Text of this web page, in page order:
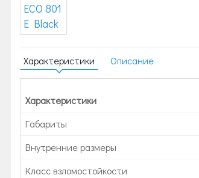
Характеристики Описание
Характеристики
Габариты
Внутренние размеры
Класс взломостойкости